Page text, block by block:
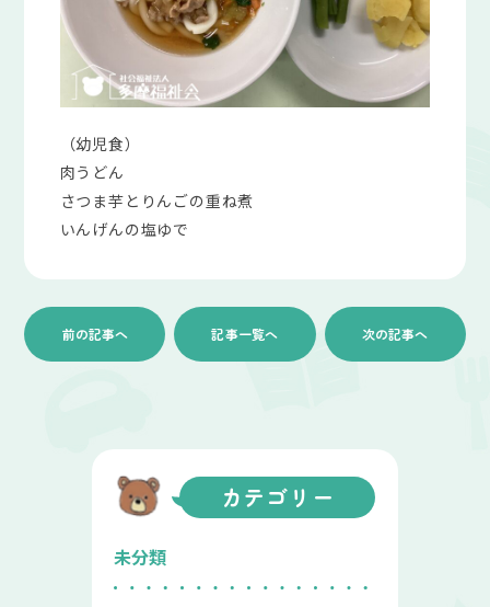
（幼児食）
肉うどん
さつま芋とりんごの重ね煮
いんげんの塩ゆで
前の記事へ 記事一覧へ 次の記事へ
カテゴリー
未分類